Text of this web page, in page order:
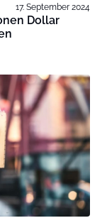
17. September 2024
Dollar